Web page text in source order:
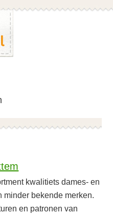
kwalitiets dames- en
minder bekende merken.
en patronen van